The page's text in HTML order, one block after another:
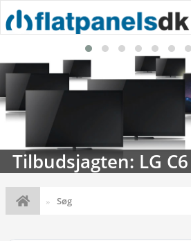
Tilbudsjagten: LG
Søg